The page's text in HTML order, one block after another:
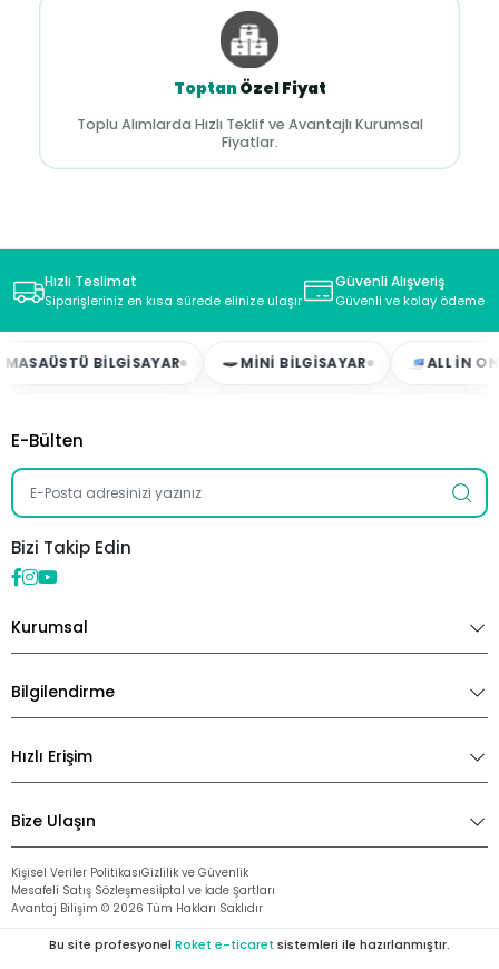
ToptanÖzel Fiyat
Toplu Alımlarda Hızlı Teklif ve Avantajlı Kurumsal
Fiyatlar.
Hızlı Teslimat
Siparişleriniz en kısa sürede elinize ulaşır
Güvenli Alışveriş
Güvenli ve kolay ödeme
BILGISAYAR MINI BILGISAYAR ALL IN ONE
E-Bülten
Bizi Takip Edin
Kurumsal
Bilgilendirme
Hızlı Erişim
Bize Ulaşın
Avantaj Bilişim © 2026 Tüm Hakları Saklıdır
Kişisel Veriler PolitikasıGizlilik ve Güvenlik
Mesafeli Satış Sözleşmesiİptal ve İade Şartları
Bu site profesyonel Roket e-ticaret sistemleri ile hazırlanmıştır.